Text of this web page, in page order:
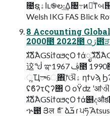
೔ຊاۀ͕ւ֎ల։͢Δ৔߹ͷ৽ͨͳબ୒ࢶ ASTHOM partners BD
Welsh IKG FAS Blick
8 Accounting
גࣜձࣾAGSίϯαϧςΟ ϯάೖࣾ גࣜձࣾAGSίϯαϧςΟ ϯά୅දऔక໾ձ௕ʹब೚
䢒ᖒ ಞࢤ 1967೥ 1990೥ 1994೥ 2008೥ ෱Ԭݝੜ·Ε
ૣҴాେֶ঎ֶ෦ଔۀ ηϯνϡ Ϧʔ؂ࠪ๏ਓ ʢݱ৽೔ຊ؂ࠪ๏ਓʣ ʹೖॴ ࠃࡍ෦
ʢϐʔτϚʔ΢ Ο οΫʣ ʹॴଐ גࣜձࣾAGSίϯαϧςΟ ϯάೖࣾ
גࣜձࣾAGSίϯαϧςΟ ϯά୅දऔక໾ࣾ௕ʹब೚ AGS੫ཧ࢜๏ਓ౷ׅ୅දࣾһʹब೚
ኍ౉ Յल ެೝձܭ࢜ ɾ ੫ཧ࢜ Atsushi Kanzawa Yoshihide